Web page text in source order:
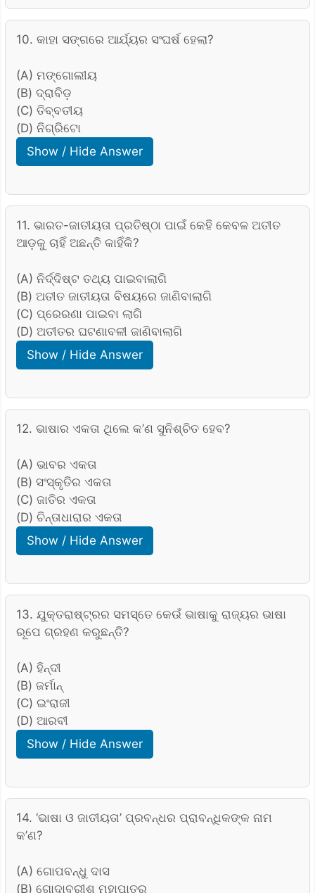
10. କାହା ସଙ୍ଗରେ ଆର୍ଯ୍ୟର ସଂଘର୍ଷ ହେଲା?
(A) ମଙ୍ଗୋଲୀୟ
(B) ଦ୍ରାବିଡ଼
(C) ତିବ୍ବତୀୟ
(D) ନିଗ୍ରିଟୋ
Show / Hide Answer
11. ଭାରତ-ଜାତୀୟତା ପ୍ରତିଷ୍ଠା ପାଇଁ କେହି କେବଳ ଅତୀତ
ଆଡ଼କୁ ଚାହିଁ ଅଛନ୍ତି କାହିଁକି?
(A) ନିର୍ଦ୍ଦିଷ୍ଟ ତଥ୍ୟ ପାଇବାଲାଗି
(B) ଅତୀତ ଜାତୀୟତା ବିଷୟରେ ଜାଣିବାଲାଗି
(C) ପ୍ରେରଣା ପାଇବା ଲାଗି
(D) ଅତୀତର ଘଟଣାବଳୀ ଜାଣିବାଲାଗି
Show / Hide Answer
12. ଭାଷାର ଏକତା ଥିଲେ କ’ଣ ସୁନିଶ୍ଚିତ ହେବ?
(A) ଭାବର ଏକତା
(B) ସଂସ୍କୃତିର ଏକତା
(C) ଜାତିର ଏକତା
(D) ଚିନ୍ତାଧାରାର ଏକତା
Show / Hide Answer
13. ଯୁକ୍ତରାଷ୍ଟ୍ରର ସମସ୍ତେ କେଉଁ ଭାଷାକୁ ରାଜ୍ୟର ଭାଷା
ରୂପେ ଗ୍ରହଣ କରୁଛନ୍ତି?
(A) ହିନ୍ଦୀ
(B) ଜର୍ମାନ୍
(C) ଇଂରାଜୀ
(D) ଆରବୀ
Show / Hide Answer
14. ‘ଭାଷା ଓ ଜାତୀୟତା’ ପ୍ରବନ୍ଧର ପ୍ରାବନ୍ଧିକଙ୍କ ନାମ
କ’ଣ?
(A) ଗୋପବନ୍ଧୁ ଦାସ
(B) ଗୋଦାବରୀଶ ମହାପାତ୍ର